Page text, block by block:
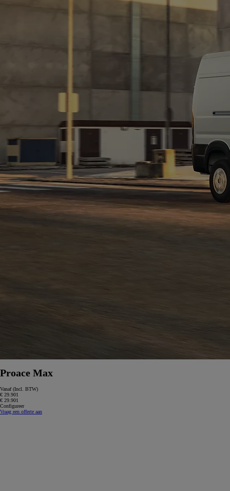
Proace Max
Vanaf (Incl. BTW)
€ 29.901
€ 29.901
Configureer
Vraag een offerte aan